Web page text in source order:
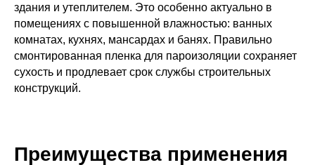
здания и утеплителем. Это особенно актуально в
помещениях с повышенной влажностью: ванных
комнатах, кухнях, мансардах и банях. Правильно
смонтированная пленка для пароизоляции сохраняет
сухость и продлевает срок службы строительных
конструкций.
Преимущества применения